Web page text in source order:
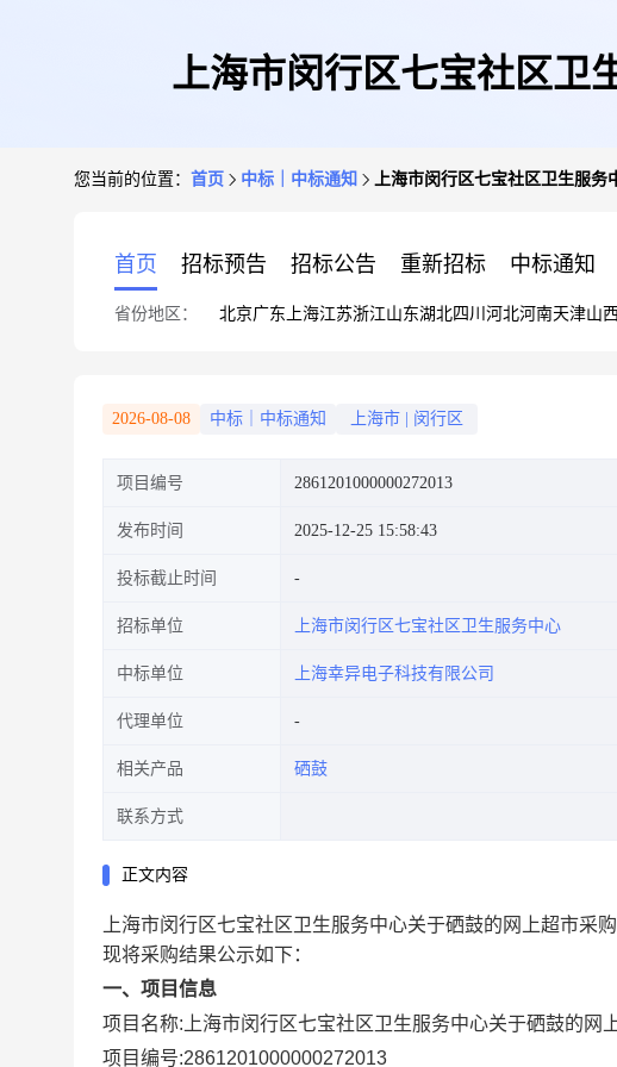
上海市闵行区七宝社区卫
您当前的位置： 首页 中标｜中标通知 上海市闵行区七宝社区卫生服务
首页 招标预告 招标公告 重新招标 中标通知
省份地区： 北京广东 上海江苏浙江山东湖北四川 河北河南天津山西
2026-08-08 中标｜中标通知 上海市 闵行区
项目编号 2861201000000272013
发布时间 2025-12-25 15:58:43
投标截止时间
招标单位 上海市闵行区七宝社区卫生服务中心
中标单位 上海幸异电子科技有限公司
代理单位
相关产品 硒鼓
联系方式
正文内容
上海市闵行区七宝社区卫生服务中心关于硒鼓的网上超市采
现将采购结果公示如下：
一、项目信息
项目名称: 上海市闵行区七宝社区卫生服务中心关于硒鼓的网
项目编号:2861201000000272013